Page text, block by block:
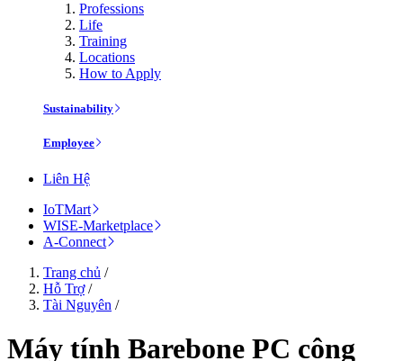
Professions
Life
Training
Locations
How to Apply
Sustainability
Employee
Liên Hệ
IoTMart
WISE-Marketplace
A-Connect
Trang chủ /
Hỗ Trợ/
Tài Nguyên /
Máy tính Barebone PC công